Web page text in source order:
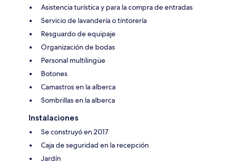
Asistencia turística y para la compra de entradas
Servicio de lavandería o tintorería
Resguardo de equipaje
Organización de bodas
Personal multilingüe
Botones
Camastros en la alberca
Sombrillas en la alberca
Instalaciones
Se construyó en 2017
Caja de seguridad en la recepción
Jardín